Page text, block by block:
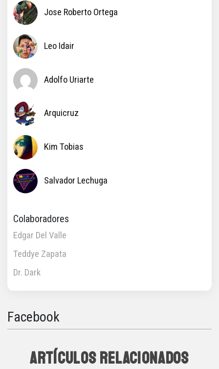
Jose Roberto Ortega
Leo Idair
Adolfo Uriarte
Arquicruz
Kim Tobias
Salvador Lechuga
Colaboradores
Edgar Del Valle
Teddye Zapata
Dr. Dark
Facebook
ARTÍCULOS RELACIONADOS